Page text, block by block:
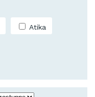
Atika